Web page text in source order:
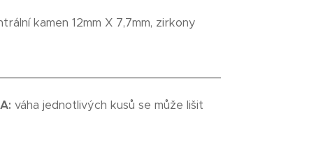
kamen 12mm X 7,7mm, zirkony
váha jednotlivých kusů se může lišit